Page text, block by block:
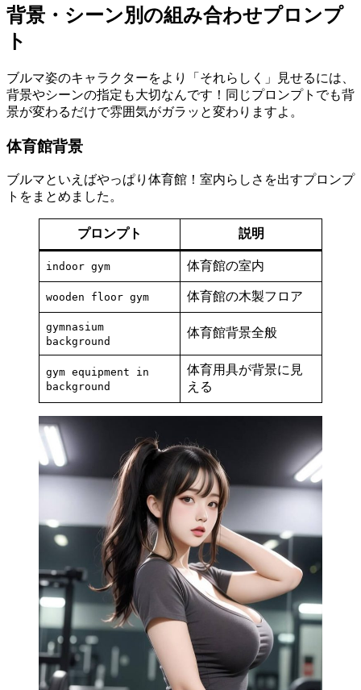
背景・シーン別の組み合わせプロンプ
ト
ブルマ姿のキャラクターをより「それらしく」見せるには、
背景やシーンの指定も大切なんです！同じプロンプトでも背
景が変わるだけで雰囲気がガラッと変わりますよ。
体育館背景
ブルマといえばやっぱり体育館！室内らしさを出すプロンプ
トをまとめました。
プロンプト 説明
indoor gym 体育館の室内
wooden floor gym 体育館の木製フロア
gymnasium
background
体育館背景全般
gym equipment in
background
体育用具が背景に見
える